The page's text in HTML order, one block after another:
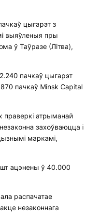
цыгарэт з
выяўленыя пры
ў Таўразе (Літва),
пачкаў цыгарэт
пачкаў Minsk Capital
праверкі атрыманай
захоўваюцца і
маркамі,
ацэнены ў 40.000
распачатае
незаконнага